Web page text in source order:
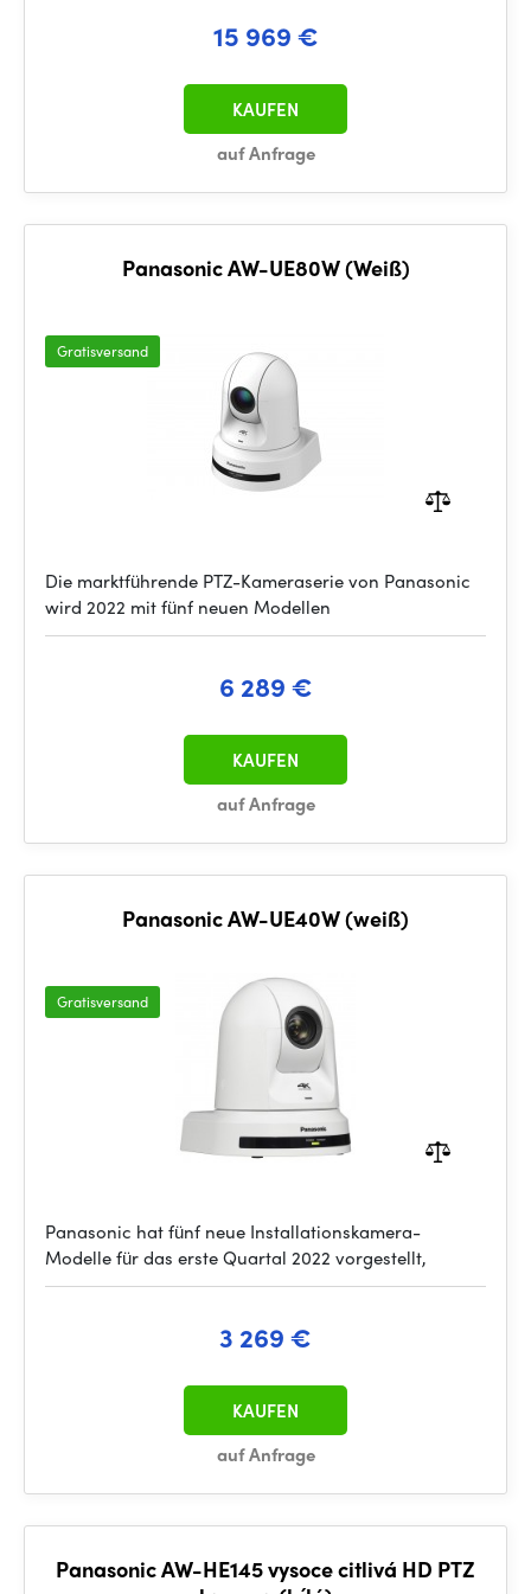
15 969 €
auf Anfrage
KAUFEN
Panasonic AW-UE80W (Weiß)
Gratisversand
Die marktführende PTZ-Kameraserie von Panasonic
wird 2022 mit fünf neuen Modellen
6 289 €
auf Anfrage
KAUFEN
Panasonic AW-UE40W (weiß)
Gratisversand
Panasonic hat fünf neue Installationskamera-
Modelle für das erste Quartal 2022 vorgestellt,
3 269 €
auf Anfrage
KAUFEN
Panasonic AW-HE145 vysoce citlivá HD PTZ